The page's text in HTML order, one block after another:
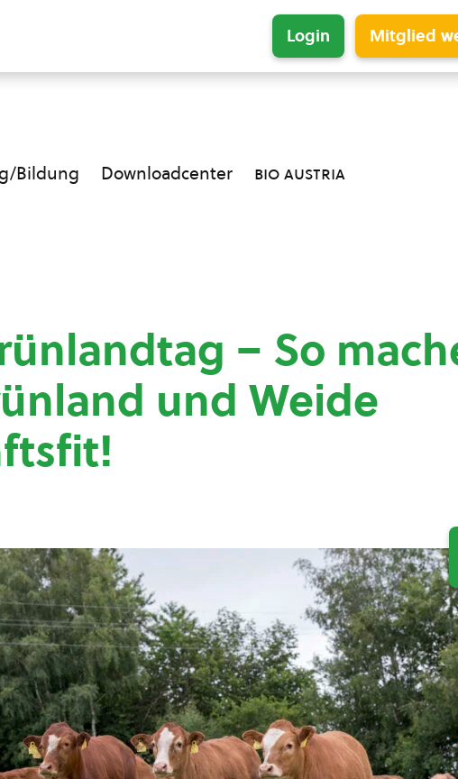
Login Mitglied
Bildung Downloadcenter bio austria
– So
und Weide